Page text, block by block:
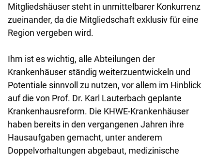
Mitgliedshäuser steht in unmittelbarer Konkurrenz
zueinander, da die Mitgliedschaft exklusiv für eine
Region vergeben wird.
Ihm ist es wichtig, alle Abteilungen der
Krankenhäuser ständig weiterzuentwickeln und
Potentiale sinnvoll zu nutzen, vor allem im Hinblick
auf die von Prof. Dr. Karl Lauterbach geplante
Krankenhausreform. Die KHWE-Krankenhäuser
haben bereits in den vergangenen Jahren ihre
Hausaufgaben gemacht, unter anderem
Doppelvorhaltungen abgebaut, medizinische